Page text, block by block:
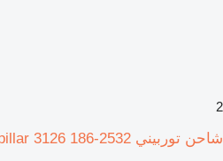
2
شاحن توربيني Caterpillar 3126 186-2532 لـ لودر حفار